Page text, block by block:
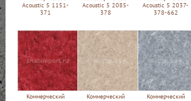
Acoustic 5 1151-
371
Acoustic 5 2085-
378
Acoustic 5 2037-
378-662
Коммерческий
Коммерческий
Коммерческий